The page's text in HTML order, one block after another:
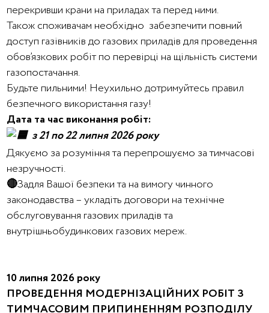
перекривши крани на приладах та перед ними.
Також споживачам необхідно забезпечити повний
доступ газівників до газових приладів для проведення
обов’язкових робіт по перевірці на щільність системи
газопостачання.
Будьте пильними! Неухильно дотримуйтесь правил
безпечного використання газу!
Дата та час виконання робіт:
з 21 по 22 липня 2026 року
Дякуємо за розуміння та перепрошуємо за тимчасові
незручності.
🔴Задля Вашої безпеки та на вимогу чинного
законодавства – укладіть договори на технічне
обслуговування газових приладів та
внутрішньобудинкових газових мереж.
10 липня 2026 року
ПРОВЕДЕННЯ МОДЕРНІЗАЦІЙНИХ РОБІТ З
ТИМЧАСОВИМ ПРИПИНЕННЯМ РОЗПОДІЛУ